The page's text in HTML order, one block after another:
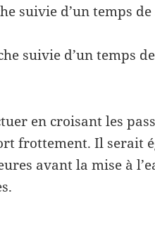
suivie d’un temps de
suivie d’un temps
en croisant les
frottement. Il serait
avant la mise à